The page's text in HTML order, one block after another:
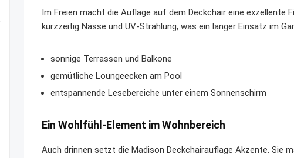
Im Freien macht die Auflage auf dem Deckchair eine
kurzzeitig Nässe und UV-Strahlung, was ein langer Einsatz im
sonnige Terrassen und Balkone
gemütliche Loungeecken am Pool
entspannende Lesebereiche unter einem Sonnenschirm
Ein Wohlfühl-Element im Wohnbereich
Auch drinnen setzt die Madison Deckchairauflage Akzente. Sie